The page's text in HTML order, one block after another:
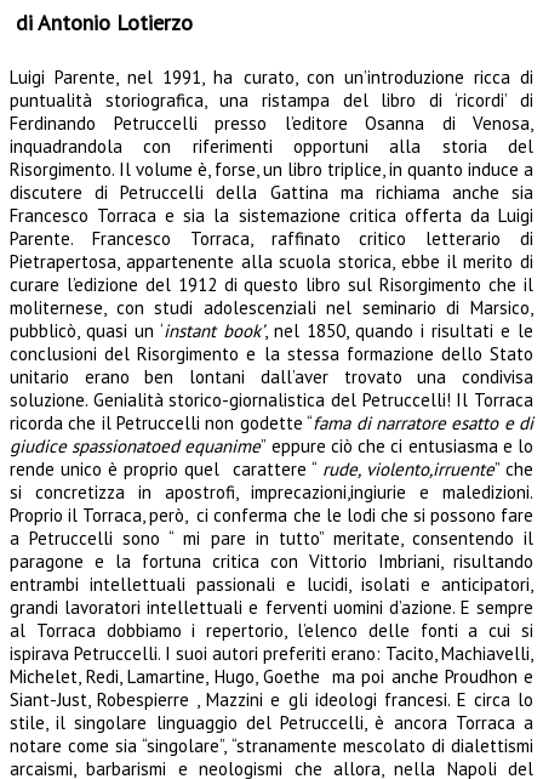
di Antonio Lotierzo
Luigi Parente, nel 1991, ha curato, con un’introduzione ricca di
puntualità storiografica, una ristampa del libro di ‘ricordi’ di
Ferdinando Petruccelli presso l’editore Osanna di Venosa,
inquadrandola con riferimenti opportuni alla storia del
Risorgimento. Il volume è, forse, un libro triplice, in quanto induce a
discutere di Petruccelli della Gattina ma richiama anche sia
Francesco Torraca e sia la sistemazione critica offerta da Luigi
Parente. Francesco Torraca, raffinato critico letterario di
Pietrapertosa, appartenente alla scuola storica, ebbe il merito di
curare l’edizione del 1912 di questo libro sul Risorgimento che il
moliternese, con studi adolescenziali nel seminario di Marsico,
pubblicò, quasi un ‘instant book’, nel 1850, quando i risultati e le
conclusioni del Risorgimento e la stessa formazione dello Stato
unitario erano ben lontani dall’aver trovato una condivisa
soluzione. Genialità storico-giornalistica del Petruccelli! Il Torraca
ricorda che il Petruccelli non godette “fama di narratore esatto e di
giudice spassionatoed equanime” eppure ciò che ci entusiasma e lo
rende unico è proprio quel carattere “ rude, violento,irruente” che
si concretizza in apostrofi, imprecazioni,ingiurie e maledizioni.
Proprio il Torraca, però, ci conferma che le lodi che si possono fare
a Petruccelli sono “ mi pare in tutto” meritate, consentendo il
paragone e la fortuna critica con Vittorio Imbriani, risultando
entrambi intellettuali passionali e lucidi, isolati e anticipatori,
grandi lavoratori intellettuali e ferventi uomini d’azione. E sempre
al Torraca dobbiamo i repertorio, l’elenco delle fonti a cui si
ispirava Petruccelli. I suoi autori preferiti erano: Tacito, Machiavelli,
Michelet, Redi, Lamartine, Hugo, Goethe ma poi anche Proudhon e
Siant-Just, Robespierre , Mazzini e gli ideologi francesi. E circa lo
stile, il singolare linguaggio del Petruccelli, è ancora Torraca a
notare come sia “singolare”, “stranamente mescolato di dialettismi
arcaismi, barbarismi e neologismi che allora, nella Napoli del